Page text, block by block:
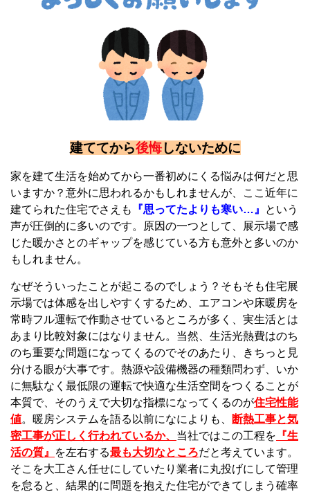
建ててから後悔しないために
家を建て生活を始めてから一番初めにくる悩みは何だと思
いますか？意外に思われるかもしれませんが、ここ近年に
建てられた住宅でさえも
『思ってたよりも寒い…』
という
声が圧倒的に多いのです。原因の一つとして、展示場で感
じた暖かさとのギャップを感じている方も意外と多いのか
もしれません。
なぜそういったことが起こるのでしょう？そもそも住宅展
示場では体感を出しやすくするため、エアコンや床暖房を
常時フル運転で作動させているところが多く、実生活とは
あまり比較対象にはなりません。当然、生活光熱費はのち
のち重要な問題になってくるのでそのあたり、きちっと見
分ける眼が大事です。熱源や設備機器の種類問わず、いか
に無駄なく最低限の運転で快適な生活空間をつくることが
本質で、そのうえで大切な指標になってくるのが住宅性能
値。 暖房システムを語る以前になによりも、
断熱工事と気
密工事が正しく行われているか、 当社ではこの工程を 『生
活の質』
を左右する最も大切なところだと考えています。
そこを大工さん任せにしていたり業者に丸投げにして管理
を怠ると、結果的に問題を抱えた住宅ができてしまう確率